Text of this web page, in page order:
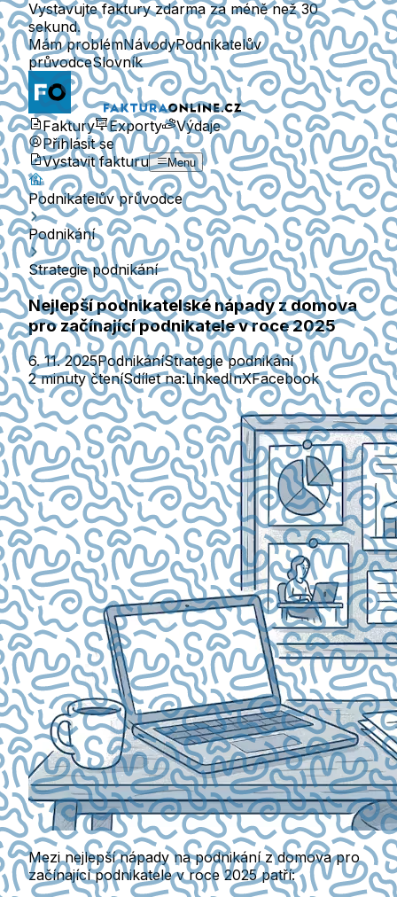
Vystavujte faktury zdarma za méně než 30
sekund.
Mám problémNávodyPodnikatelův
průvodceSlovník
Faktury Exporty
Výdaje
Přihlásit se
Vystavit fakturu
Menu
Podnikatelův průvodce
Podnikání
Strategie podnikání
Nejlepší podnikatelské nápady z domova
pro začínající podnikatele v roce 2025
6. 11. 2025PodnikáníStrategie podnikání
2 minuty čteníSdílet na:LinkedInXFacebook
Mezi nejlepší nápady na podnikání z domova pro
začínající podnikatele v roce 2025 patří: